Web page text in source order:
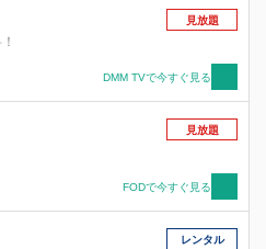
を破壊しはじめる。熱斗とロックマ
ルースはクロスフュージョンし、地
に立ち向かおうとするが、その時、
ューオ、そしてデューオに仕えるナ
邂逅する。デューオは、人間とナビ
けたいと考えた。 デューオは地球
は一体何なのか。スラーが人々へ与
アステロイドとは何者なのか。熱斗
たばかりである。
見放題
DMM TVで今すぐ見る
見放題
FODで今すぐ見る
レンタル